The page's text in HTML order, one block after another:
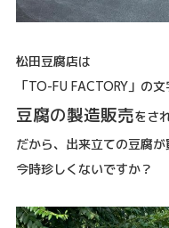
松田豆腐店は
「TO-FU FACTORY」の文
豆腐の製造販売をさ
だから、出来立ての豆腐
今時珍しくないですか？